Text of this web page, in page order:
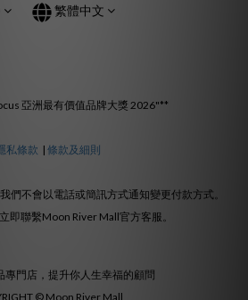
繁體中文
亞洲最有價值品牌大獎 2026"**
私條款 | 條款及細則
們不會以電話或簡訊方式通知變更付款方式。
即聯繫Moon River Mall官方客服。
專門店，提升你人生幸福的顧問
© Moon River Mall